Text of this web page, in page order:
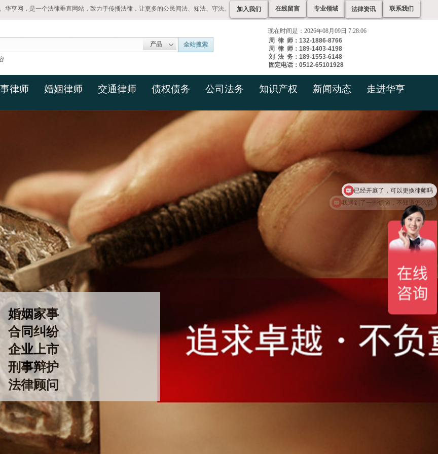
亨网，是一个法律垂直网站，致力于传播法律，让更多的公民闻法、知法、守法。 在线留言 专业领域 法律资讯 联系我们
加入我们
现在时间是：2026年08月09日 7:28:07
产品
全站搜索
周 律 师：132-1886-8766
周 律 师：189-1403-4198
刘 法 务：189-1553-6148
固定电话：0512-65101928
律师 婚姻律师 交通律师 债权债务 公司法务 知识产权 新闻动态 走进华亨
婚姻家事
合同纠纷
业上市
刑事辩护
法律顾问
我遇到了一些烦恼，不知道怎么说